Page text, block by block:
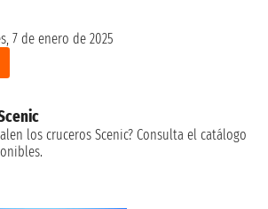
7 de enero de 2025
los cruceros Scenic? Consulta el catálogo